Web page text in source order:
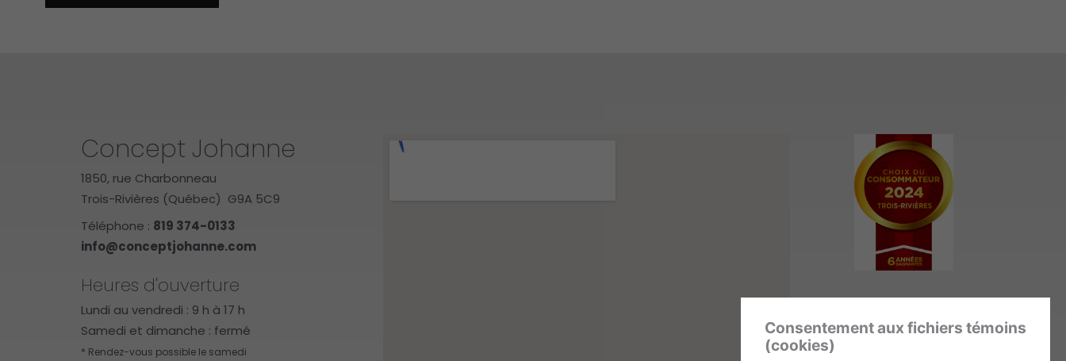
Concept Johanne
1850, rue Charbonneau
Trois-Rivières (Québec) G9A 5C9
Téléphone : 819 374-0133
info@conceptjohanne.com
Heures d'ouverture
Lundi au vendredi : 9 h à 17 h
Samedi et dimanche : fermé
* Rendez-vous possible le samedi
Membre
Consentement aux fichiers témoins
(cookies)